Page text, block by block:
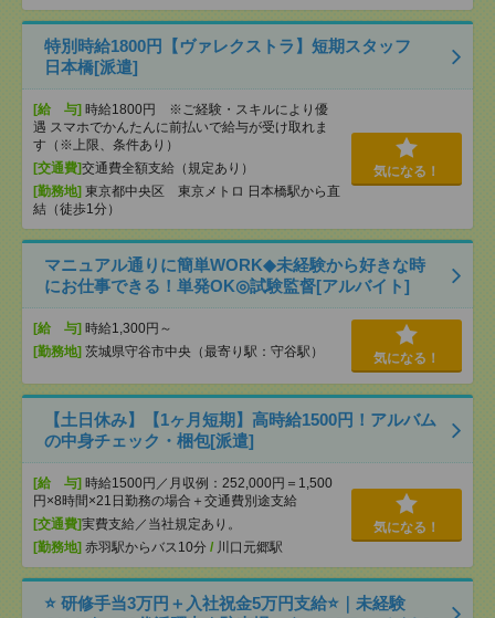
特別時給1800円【ヴァレクストラ】短期スタッフ
日本橋[派遣]
[給 与] 時給1800円 ※ご経験・スキルにより優
遇 スマホでかんたんに前払いで給与が受け取れま
す（※上限、条件あり）
[交通費]交通費全額支給（規定あり）
[勤務地] 東京都中央区 東京メトロ 日本橋駅から直
結（徒歩1分）
気になる！
マニュアル通りに簡単WORK◆未経験から好きな時
にお仕事できる！単発OK◎試験監督[アルバイト]
[給 与] 時給1,300円～
[勤務地] 茨城県守谷市中央（最寄り駅：守谷駅） 気になる！
【土日休み】【1ヶ月短期】高時給1500円！アルバム
の中身チェック・梱包[派遣]
[給 与] 時給1500円／月収例：252,000円＝1,500
円×8時間×21日勤務の場合＋交通費別途支給
[交通費]実費支給／当社規定あり。
[勤務地] 赤羽駅からバス10分 / 川口元郷駅
気になる！
⭐ 研修手当3万円＋入社祝金5万円支給⭐｜未経験